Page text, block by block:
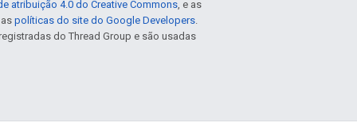
atribuição 4.0 do Creative Commons, e as
políticas do site do Google Developers.
do Thread Group e são usadas